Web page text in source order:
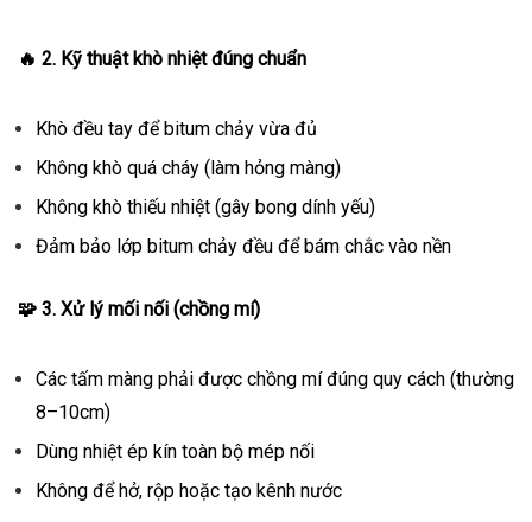
🔥 2. Kỹ thuật khò nhiệt đúng chuẩn
Khò đều tay để bitum chảy vừa đủ
Không khò quá cháy (làm hỏng màng)
Không khò thiếu nhiệt (gây bong dính yếu)
Đảm bảo lớp bitum chảy đều để bám chắc vào nền
🧩 3. Xử lý mối nối (chồng mí)
Các tấm màng phải được chồng mí đúng quy cách (thường
8–10cm)
Dùng nhiệt ép kín toàn bộ mép nối
Không để hở, rộp hoặc tạo kênh nước